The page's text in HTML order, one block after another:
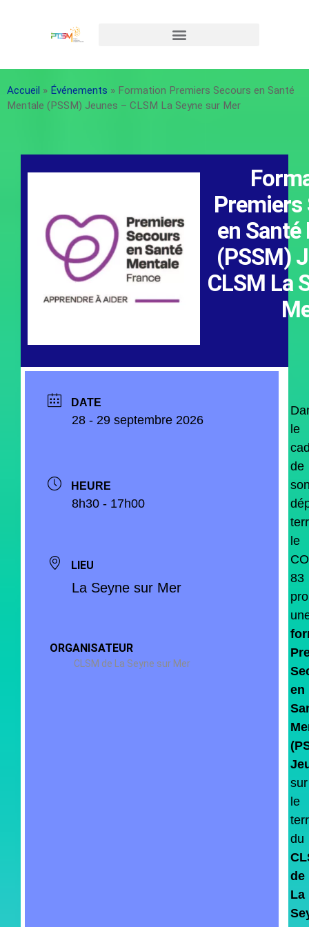
Accueil » Événements » Formation Premiers Secours en Santé
Mentale (PSSM) Jeunes – CLSM La Seyne sur Mer
Premiers
en
(PSSM)
CLSM La
DATE
28 - 29 septembre 2026
HEURE
8h30 - 17h00
LIEU
La Seyne sur Mer
ORGANISATEUR
CLSM de La Seyne sur Mer
le
de
le
83
en
sur
le
du
de
La